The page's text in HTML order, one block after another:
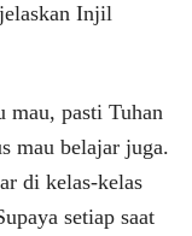
Injil
mau, pasti Tuhan
mau belajar juga.
di kelas-kelas
setiap saat